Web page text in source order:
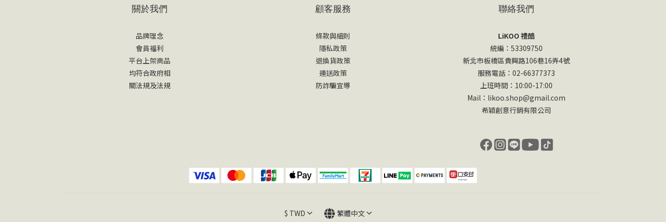
關於我們
品牌理念
會員福利
平台上架商品
均符合政府相
關法規及法規
顧客服務
條款與細則
隱私政策
退換貨政策
運送政策
防詐騙宣導
聯絡我們
LiKOO 禮酷
統編：53309750
新北市板橋區貴興路106巷16弄4號
服務電話：02-66377373
上班時間：10:00-17:00
Mail：likoo.shop@gmail.com
希穎創意行銷有限公司
$ TWD 繁體中文